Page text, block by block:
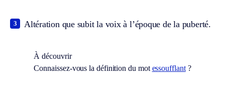
Altération que subit la voix à l’époque de la puberté.
3
À découvrir
Connaissez-vous la définition du mot essoufflant?